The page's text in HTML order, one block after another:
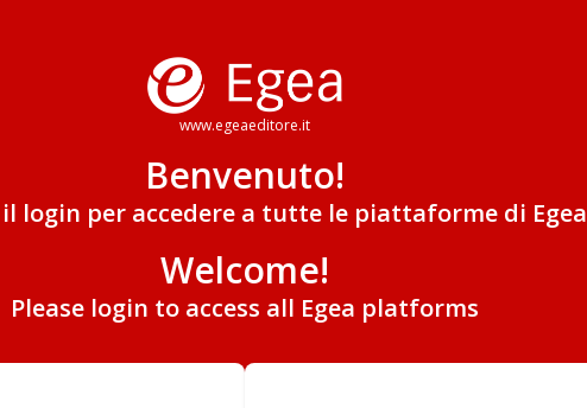
www.egeaeditore.it
Benvenuto!
login per accedere a tutte le piattaforme di Egea
Welcome!
Please login to access all Egea platforms